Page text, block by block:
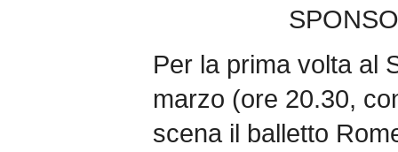
Per la prima volta al
marzo (ore 20.30,
scena il balletto